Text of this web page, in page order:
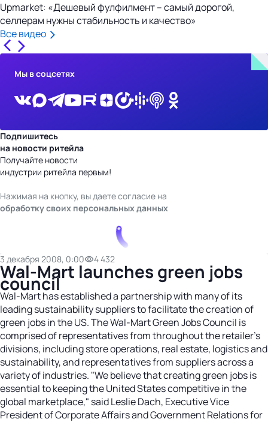
Upmarket: «Дешевый фулфилмент – самый дорогой,
селлерам нужны стабильность и качество»
Все видео
Мы в соцсетях
Подпишитесь
на новости ритейла
Получайте новости
индустрии ритейла первым!
Нажимая на кнопку, вы даете согласие на
обработку своих персональных данных
3 декабря 2008, 0:00 4 432
Wal-Mart launches green jobs
council
Wal-Mart has established a partnership with many of its
leading sustainability suppliers to facilitate the creation of
green jobs in the US. The Wal-Mart Green Jobs Council is
comprised of representatives from throughout the retailer's
divisions, including store operations, real estate, logistics and
sustainability, and representatives from suppliers across a
variety of industries. "We believe that creating green jobs is
essential to keeping the United States competitive in the
global marketplace," said Leslie Dach, Executive Vice
President of Corporate Affairs and Government Relations for